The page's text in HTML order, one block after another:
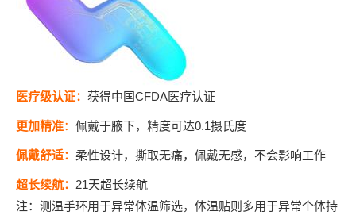
医疗级认证： 获得中国CFDA医疗认证
更加精准： 佩戴于腋下，精度可达0.1摄氏度
佩戴舒适： 柔性设计，撕取无痛，佩戴无感，不会影响工作
超长续航： 21天超长续航
注：测温手环用于异常体温筛选，体温贴则多用于异常个体持